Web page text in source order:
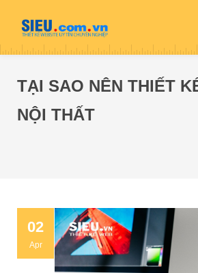
TẠI SAO NÊN THIẾT
NỘI THẤT
02
Apr